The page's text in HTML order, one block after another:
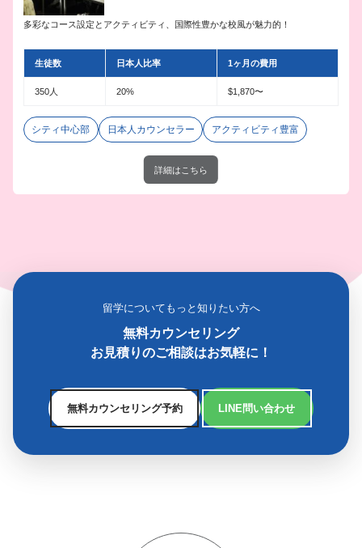
多彩なコース設定とアクティビティ、国際性豊かな校風が魅力的！
生徒数 日本人比率 1ヶ月の費用
350人 20% $1,870〜
シティ中心部 日本人カウンセラー アクティビティ豊富
詳細はこちら
留学についてもっと知りたい方へ
無料カウンセリング
お見積りのご相談はお気軽に！
無料カウンセリング予約 LINE問い合わせ